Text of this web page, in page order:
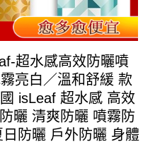
超水感高效防曬噴
亮白／溫和舒緩 款
isLeaf 超水感 高效
曬 清爽防曬 噴霧防
防曬 戶外防曬 身體